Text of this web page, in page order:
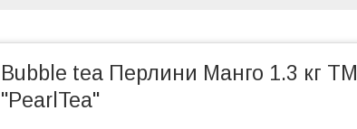
Bubble tea Перлини Манго 1.3 кг ТМ
"PearlTea"